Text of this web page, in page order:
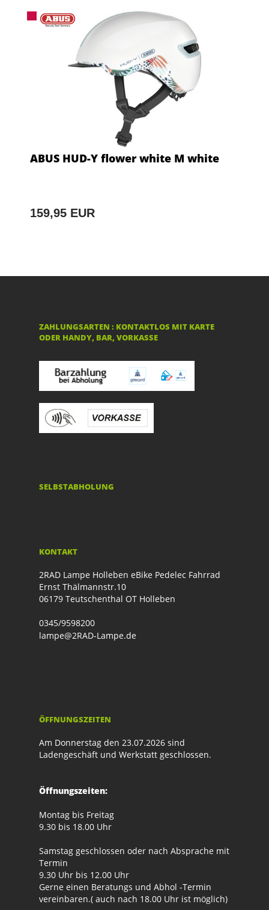
ABUS HUD-Y flower white M white
159,95 EUR
ZAHLUNGSARTEN : KONTAKTLOS MIT KARTE
ODER HANDY, BAR, VORKASSE
SELBSTABHOLUNG
KONTAKT
2RAD Lampe Holleben eBike Pedelec Fahrrad
Ernst Thälmannstr.10
06179 Teutschenthal OT Holleben
0345/9598200
lampe@2RAD-Lampe.de
ÖFFNUNGSZEITEN
Am Donnerstag den 23.07.2026 sind
Ladengeschäft und Werkstatt geschlossen.
Öffnungszeiten:
Montag bis Freitag
9.30 bis 18.00 Uhr
Samstag geschlossen oder nach Absprache mit
Termin
9.30 Uhr bis 12.00 Uhr
Gerne einen Beratungs und Abhol -Termin
vereinbaren.( auch nach 18.00 Uhr ist möglich)